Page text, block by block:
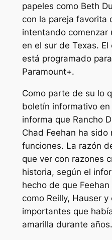
papeles como Beth
con la pareja favorita
intentando comenzar
en el sur de Texas.
está programado
Paramount+.
Como parte de su lo
boletín informativo en
informa que Rancho
Chad Feehan ha sido
funciones. La razón
que ver con razones
historia, según el
hecho de que
como Reilly, Hauser
importantes que
amarilla durante años.